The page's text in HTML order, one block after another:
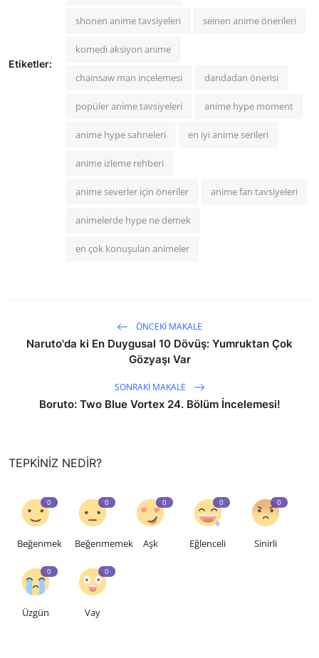
Etiketler:
shonen anime tavsiyeleri seinen anime önerileri
komedi aksiyon anime
chainsaw man incelemesi dandadan önerisi
popüler anime tavsiyeleri anime hype moment
anime hype sahneleri en iyi anime serileri
anime izleme rehberi
anime severler için öneriler anime fan tavsiyeleri
animelerde hype ne demek
en çok konuşulan animeler
ÖNCEKI MAKALE
Naruto'da ki En Duygusal 10 Dövüş: Yumruktan Çok
Gözyaşı Var
SONRAKI MAKALE
Boruto: Two Blue Vortex 24. Bölüm İncelemesi!
TEPKINIZ NEDIR?
0
Beğenmek
0
Beğenmemek
0
Aşk
0
Eğlenceli
0
Sinirli
0
Üzgün
0
Vay